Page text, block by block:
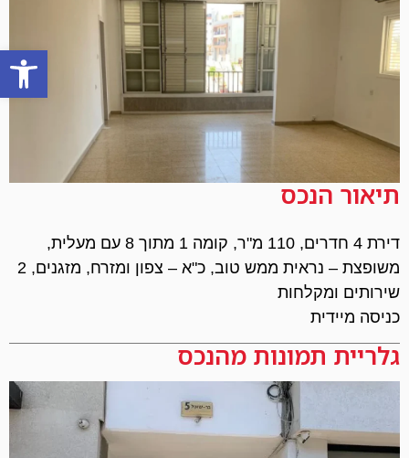
פתח
תיאור הנכס
דירת 4 חדרים, 110 מ"ר, קומה 1 מתוך 8 עם מעלית,
משופצת – נראית ממש טוב, כ"א – צפון ומזרח, מזגנים, 2
שירותים ומקלחות
כניסה מיידית
גלריית תמונות מהנכס